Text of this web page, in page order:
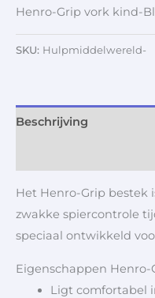
Henro-Grip vork kind-
SKU: Hulpmiddelwereld-
Beschrijving
Het Henro-Grip bestek
zwakke spiercontrole
speciaal ontwikkeld
Eigenschappen Henro-
Ligt comfortabel